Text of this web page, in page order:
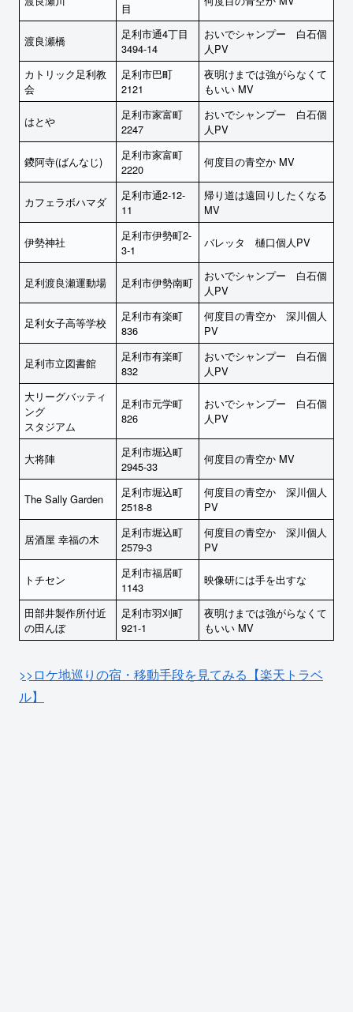
目
渡良瀬橋
足利市通4丁目
3494-14
おいでシャンプー 白石個
人PV
カトリック足利教
会
足利市巴町
2121
夜明けまでは強がらなくて
もいい MV
はとや
足利市家富町
2247
おいでシャンプー 白石個
人PV
鑁阿寺(ばんなじ)
足利市家富町
2220
何度目の青空か MV
カフェラボハマダ
足利市通2-12-
11
帰り道は遠回りしたくなる
MV
伊勢神社
足利市伊勢町2-
3-1
バレッタ 樋口個人PV
足利渡良瀬運動場 足利市伊勢南町
おいでシャンプー 白石個
人PV
足利女子高等学校
足利市有楽町
836
何度目の青空か 深川個人
PV
足利市立図書館
足利市有楽町
832
おいでシャンプー 白石個
人PV
大リーグバッティ
ング
スタジアム
足利市元学町
826
おいでシャンプー 白石個
人PV
大将陣
足利市堀込町
2945-33
何度目の青空か MV
The Sally Garden
足利市堀込町
2518-8
何度目の青空か 深川個人
PV
居酒屋 幸福の木
足利市堀込町
2579-3
何度目の青空か 深川個人
PV
トチセン
足利市福居町
1143
映像研には手を出すな
田部井製作所付近
の田んぼ
足利市羽刈町
921-1
夜明けまでは強がらなくて
もいい MV
>>ロケ地巡りの宿・移動手段を見てみる【楽天トラベ
ル】